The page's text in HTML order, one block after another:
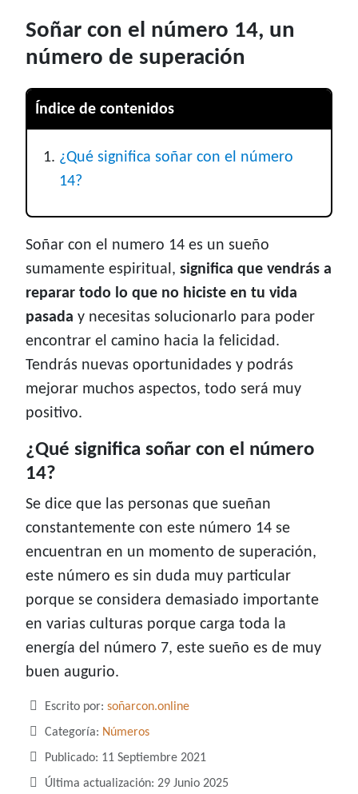
Soñar con el número 14, un
número de superación
Índice de contenidos
¿Qué significa soñar con el número
14?
Soñar con el numero 14 es un sueño
sumamente espiritual, significa que vendrás a
reparar todo lo que no hiciste en tu vida
pasada y necesitas solucionarlo para poder
encontrar el camino hacia la felicidad.
Tendrás nuevas oportunidades y podrás
mejorar muchos aspectos, todo será muy
positivo.
¿Qué significa soñar con el número
14?
Se dice que las personas que sueñan
constantemente con este número 14 se
encuentran en un momento de superación,
este número es sin duda muy particular
porque se considera demasiado importante
en varias culturas porque carga toda la
energía del número 7, este sueño es de muy
buen augurio.
Detalles
Escrito por: soñarcon.online
Categoría: Números
Publicado: 11 Septiembre 2021
Última actualización: 29 Junio 2025